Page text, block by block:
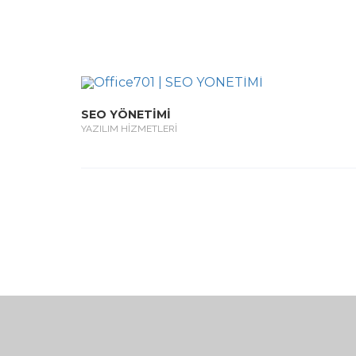
SEO YÖNETİMİ
YAZILIM HİZMETLERİ